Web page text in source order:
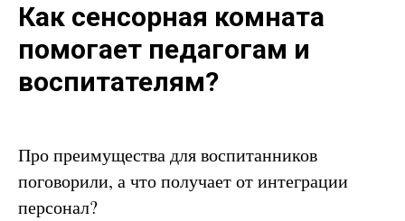
Как сенсорная комната
помогает педагогам и
воспитателям?
Про преимущества для воспитанников
поговорили, а что получает от интеграции
персонал?